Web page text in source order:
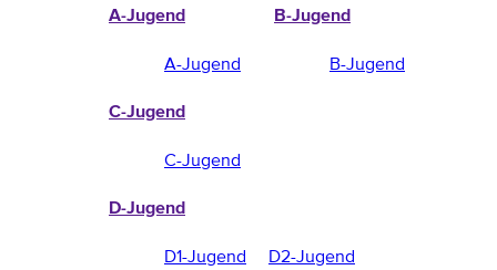
A-Jugend
A-Jugend
B-Jugend
B-Jugend
C-Jugend
C-Jugend
D-Jugend
D1-Jugend
D2-Jugend